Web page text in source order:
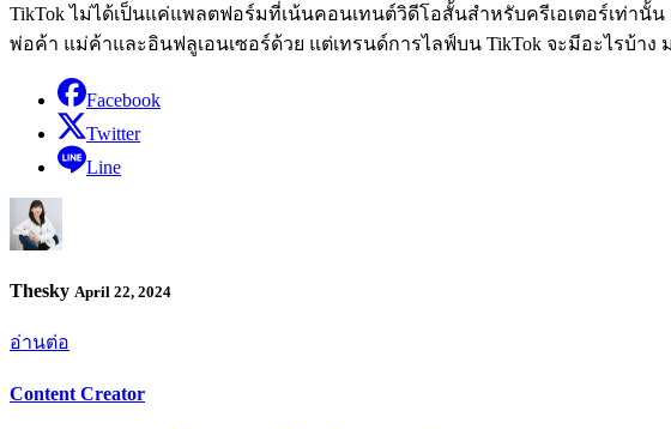
TikTok ไม่ได้เป็นแค่แพลตฟอร์มที่เน้นคอนเทนต์วิดีโอสั้นสำหรับครีเอเตอร์เท่า
พ่อค้า แม่ค้าและอินฟลูเอนเซอร์ด้วย แต่เทรนด์การไลฟ์บน TikTok จะมีอะไรบ้าง
Facebook
Twitter
Line
Thesky April 22, 2024
อ่านต่อ
Content Creator